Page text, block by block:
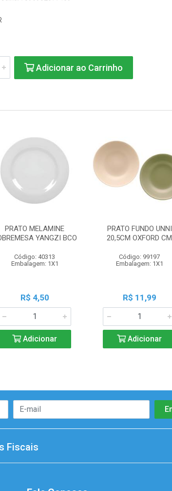
Adicionar ao Carrinho
PRATO MELAMINE
YANGZI BCO
Código: 40313
Embalagem: 1X1
R$ 4,50
Adicionar
PRATO FUNDO UNNI
20,5CM OXFORD CM
Código: 99197
Embalagem: 1X1
R$ 11,99
Adicionar
Fiscais